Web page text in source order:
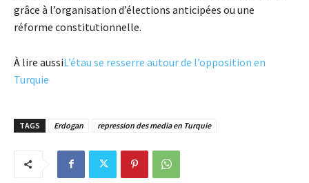
grâce à l’organisation d’élections anticipées ou une
réforme constitutionnelle.
À lire aussiL’étau se resserre autour de l’opposition en
Turquie
TAGS Erdogan repression des media en Turquie